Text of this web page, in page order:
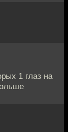
1 глаз на